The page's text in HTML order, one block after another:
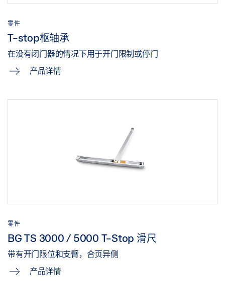
零件
T-stop枢轴承
在没有闭门器的情况下用于开门限制或停门
产品详情
零件
BG TS 3000 / 5000 T-Stop 滑尺
带有开门限位和支臂，合页异侧
产品详情